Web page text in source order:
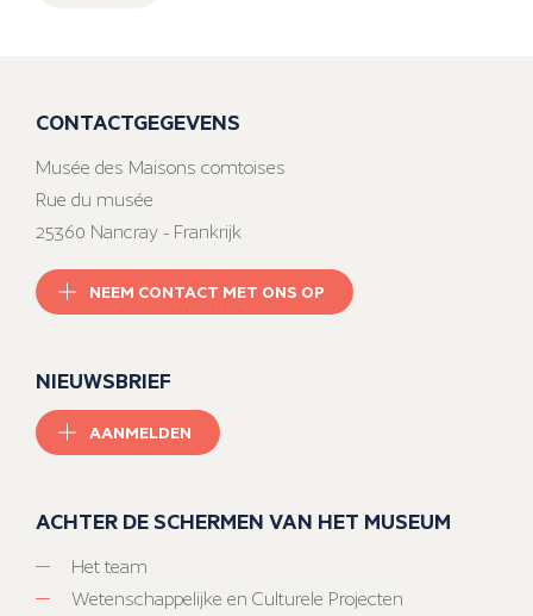
CONTACTGEGEVENS
Musée des Maisons comtoises
Rue du musée
25360 Nancray - Frankrijk
NEEM CONTACT MET ONS OP
NIEUWSBRIEF
AANMELDEN
ACHTER DE SCHERMEN VAN HET MUSEUM
Het team
Wetenschappelijke en Culturele Projecten